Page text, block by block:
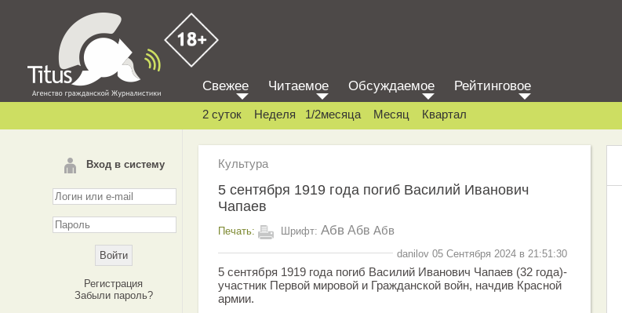
Вход в систему
Регистрация
Забыли пароль?
Свежее Читаемое Обсуждаемое Рейтинговое
2 суток Неделя 1/2месяца Месяц Квартал
Культура
5 сентября 1919 года погиб Василий Иванович
Чапаев
Печать: Шрифт: Абв Абв Абв
danilov 05 Сентября 2024 в 21:51:30
5 сентября 1919 года погиб Василий Иванович Чапаев (32 года)-
участник Первой мировой и Гражданской войн, начдив Красной
армии.